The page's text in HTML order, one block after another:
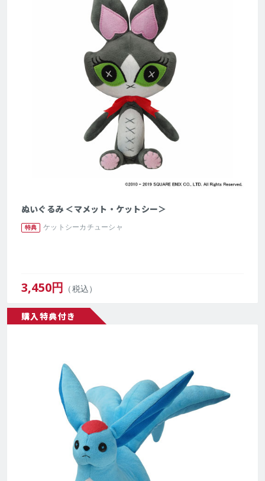
ぬいぐるみ ＜マメット・ケットシー＞
3,450円 （税込）
特典 ケットシーカチューシャ
購入特典付き